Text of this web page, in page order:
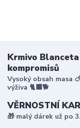
Krmivo
kompromisů
Vysoký obsah masa
výživa 🐈‍⬛🐕
VĚRNOSTNÍ
🎁 malý dárek už po